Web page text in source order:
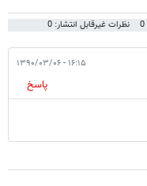
نظرات غیرقابل انتشار: 0
۱۶:۱۵ - ۱۳۹۰/۰۳/۰۶
پاسخ